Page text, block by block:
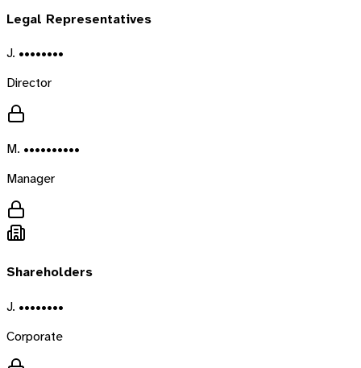
Legal Representatives
J. ••••••••
Director
M. ••••••••••
Manager
Shareholders
J. ••••••••
Corporate